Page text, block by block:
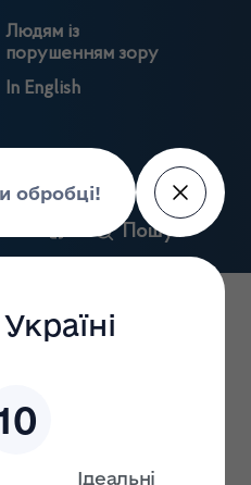
Людям із
порушенням зору
In English
Пошук
Антикорупційний
портал